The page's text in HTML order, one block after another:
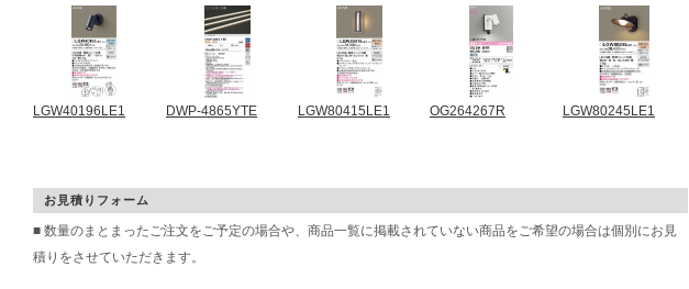
LGW40196LE1 DWP-4865YTE LGW80415LE1 OG264267R LGW80245LE1
お見積りフォーム
■ 数量のまとまったご注文をご予定の場合や、商品一覧に掲載されていない商品をご希望の場合は個別にお見
積りをさせていただきます。